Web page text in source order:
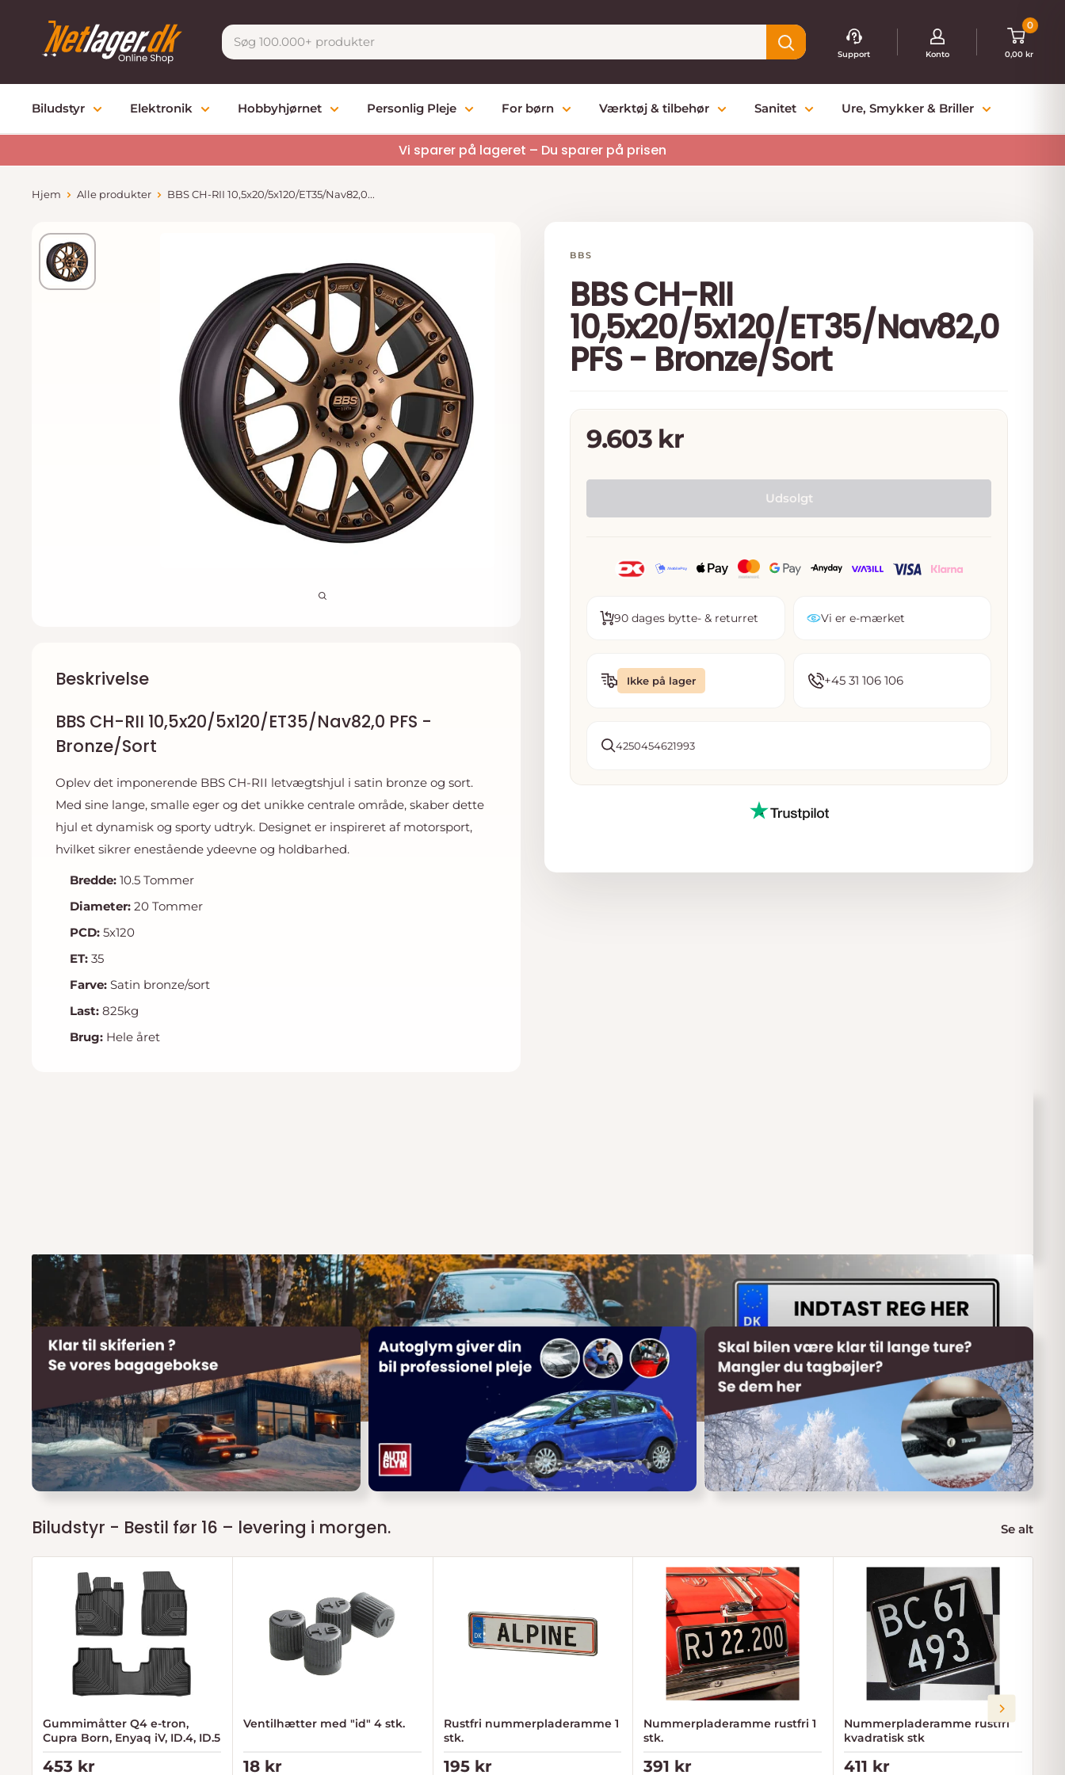
indhold
Netlager
Support Konto
0
0,00 kr
Biludstyr Elektronik Hobbyhjørnet Personlig Pleje For børn Værktøj & tilbehør Sanitet Ure, Smykker & Briller
Vi sparer på lageret – Du sparer på prisen
Hjem Alle produkter BBS CH-RII 10,5x20/5x120/ET35/Nav82,0...
BBS
BBS CH-RII
10,5x20/5x120/ET35/Nav82,0
PFS - Bronze/Sort
Tilbudspris
9.603 kr
Udsolgt
90 dages bytte- & returret Vi er e-mærket
Ikke på lager +45 31 106 106
4250454621993
Beskrivelse
BBS CH-RII 10,5x20/5x120/ET35/Nav82,0 PFS -
Bronze/Sort
Oplev det imponerende BBS CH-RII letvægtshjul i satin bronze og sort.
Med sine lange, smalle eger og det unikke centrale område, skaber dette
hjul et dynamisk og sporty udtryk. Designet er inspireret af motorsport,
hvilket sikrer enestående ydeevne og holdbarhed.
Bredde: 10.5 Tommer
Diameter: 20 Tommer
PCD: 5x120
ET: 35
Farve: Satin bronze/sort
Last: 825kg
Brug: Hele året
Andre har kigget på disse
Biludstyr - Bestil før 16 – levering i morgen. Se alt
Gummimåtter Q4 e-tron,
Cupra Born, Enyaq iV, ID.4, ID.5
Tilbudspris
453 kr
Ventilhætter med "id" 4 stk.
Tilbudspris
18 kr
Rustfri nummerpladeramme 1
stk.
Tilbudspris
195 kr
Nummerpladeramme rustfri 1
stk.
Tilbudspris
391 kr
Nummerpladeramme rustfri
kvadratisk stk
Tilbudspris
411 kr